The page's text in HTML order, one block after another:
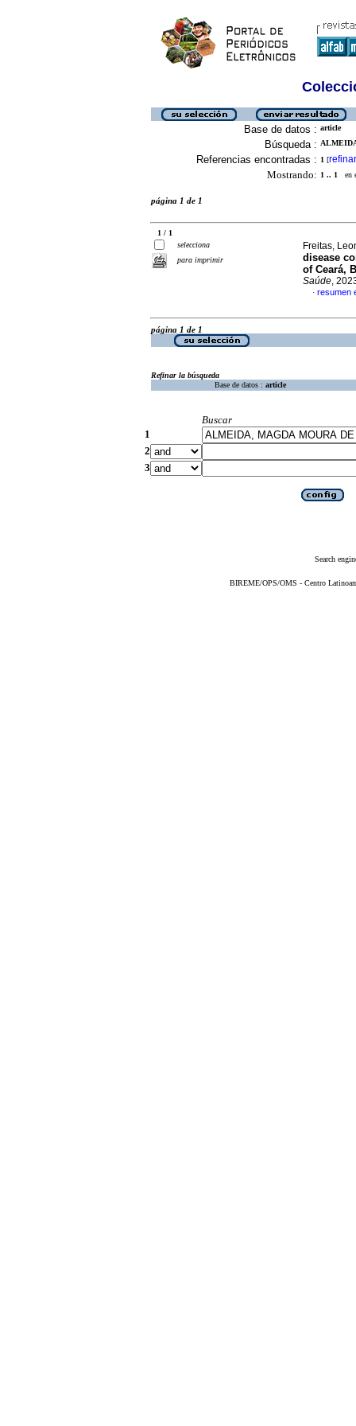
Base de datos : article
Búsqueda :
Referencias encontradas : 1 [refinar
Mostrando: 1 .. 1 en
página 1 de 1
1 / 1
selecciona
para imprimir
Freitas,
disease
of Ceará,
Saúde,
· resumen
página 1 de 1
Refinar la búsqueda
Base de datos : article
Buscar
1
2
3
Search
BIREME/OPS/OMS - Centro